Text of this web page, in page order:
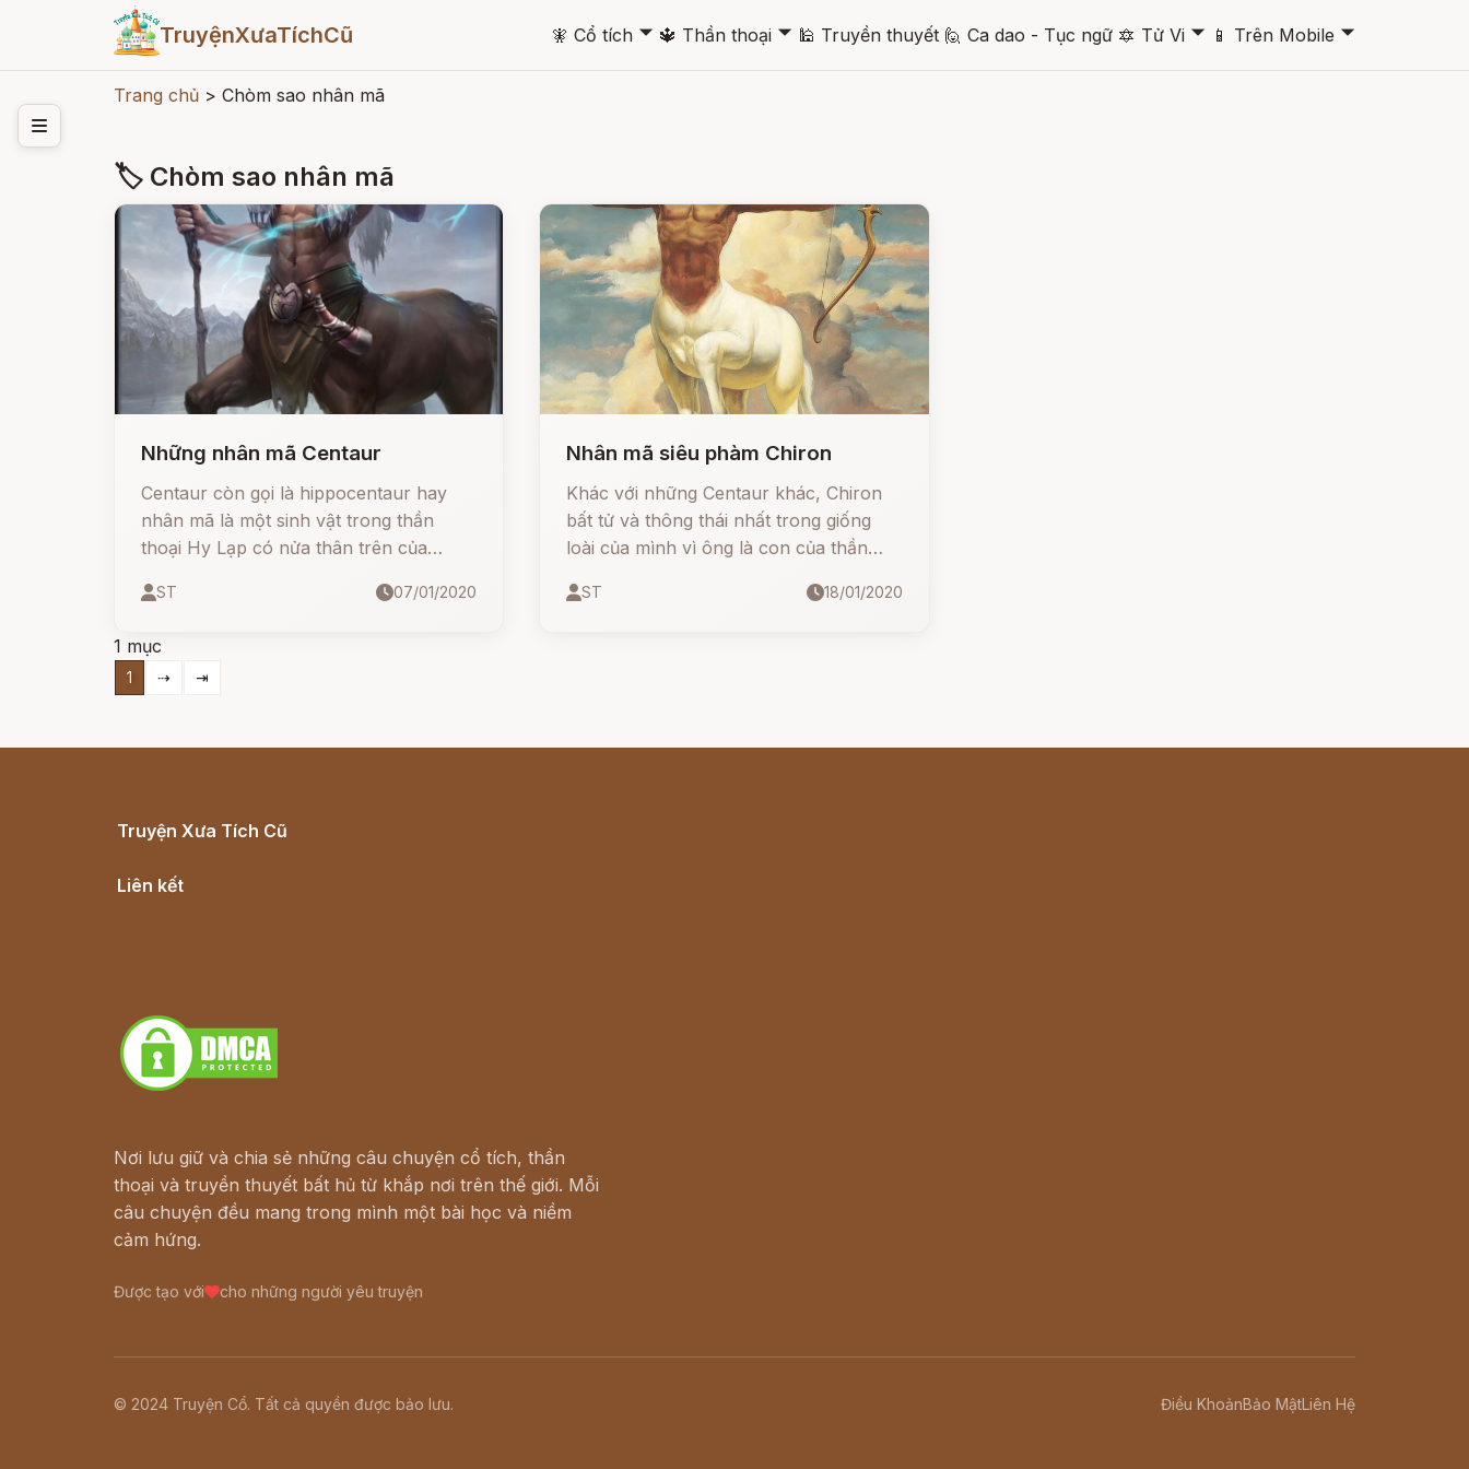
TruyệnXưaTíchCũ 🧚 Cổ tích 🞃 🔱 Thần thoại 🞃 🕌 Truyền thuyết 🙋 Ca dao - Tục ngữ 🔯 Tử Vi 🞃 📱 Trên Mobile 🞃
Trang chủ > Chòm sao nhân mã
🏷 Chòm sao nhân mã
Những nhân mã Centaur
Centaur còn gọi là hippocentaur hay
nhân mã là một sinh vật trong thần
thoại Hy Lạp có nửa thân trên của
ST 07/01/2020
Nhân mã siêu phàm Chiron
Khác với những Centaur khác, Chiron
bất tử và thông thái nhất trong giống
loài của mình vì ông là con của thần
của thần biển Oceanus. Điều này đồng
ST 18/01/2020
1 mục
1 ⇢ ⇥
Truyện Xưa Tích Cũ
Liên kết
Nơi lưu giữ và chia sẻ những câu chuyện cổ tích, thần
thoại và truyền thuyết bất hủ từ khắp nơi trên thế giới. Mỗi
câu chuyện đều mang trong mình một bài học và niềm
cảm hứng.
Được tạo với cho những người yêu truyện
© 2024 Truyện Cổ. Tất cả quyền được bảo lưu. Điều KhoảnBảo MậtLiên Hệ